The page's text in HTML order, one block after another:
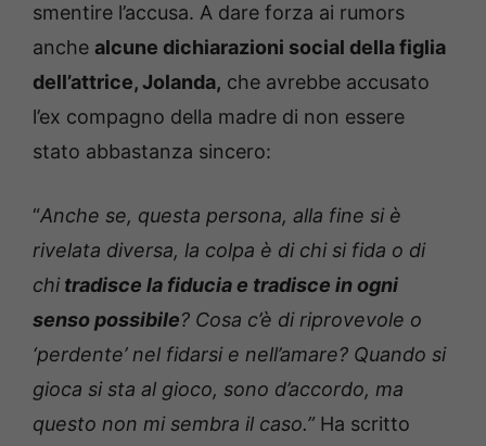
smentire l’accusa. A dare forza ai rumors
anche alcune dichiarazioni social della figlia
dell’attrice, Jolanda, che avrebbe accusato
l’ex compagno della madre di non essere
stato abbastanza sincero:
“Anche se, questa persona, alla fine si è
rivelata diversa, la colpa è di chi si fida o di
chitradisce la fiducia e tradisce in ogni
senso possibile? Cosa c’è di riprovevole o
‘perdente’ nel fidarsi e nell’amare? Quando si
gioca si sta al gioco, sono d’accordo, ma
questo non mi sembra il caso.” Ha scritto